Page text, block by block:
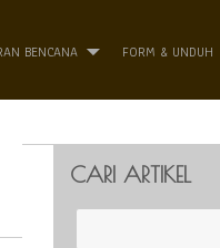
BENCANA FORM & UNDUH
CARI ARTIKEL